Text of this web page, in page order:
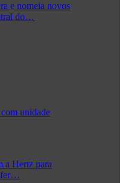
e nomeia novos
do…
unidade
a Hertz para